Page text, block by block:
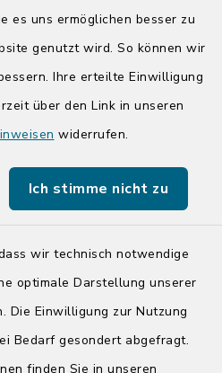
es uns ermöglichen besser zu
genutzt wird. So können wir
Ihre erteilte Einwilligung
über den Link in unseren
widerrufen.
Ich stimme nicht zu
wir technisch notwendige
optimale Darstellung unserer
Die Einwilligung zur Nutzung
Bedarf gesondert abgefragt.
finden Sie in unseren